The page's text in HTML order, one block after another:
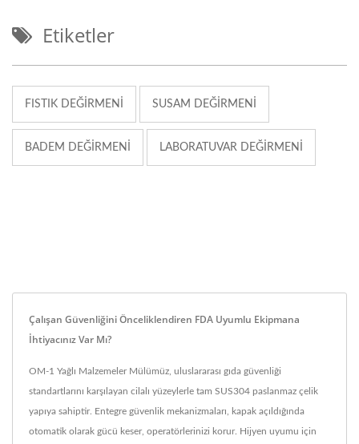
Etiketler
FISTIK DEĞIRMENI SUSAM DEĞIRMENI
BADEM DEĞIRMENI LABORATUVAR DEĞIRMENI
Çalışan Güvenliğini Önceliklendiren FDA Uyumlu Ekipmana
İhtiyacınız Var Mı?
OM-1 Yağlı Malzemeler Mülümüz, uluslararası gıda güvenliği
standartlarını karşılayan cilalı yüzeylerle tam SUS304 paslanmaz çelik
yapıya sahiptir. Entegre güvenlik mekanizmaları, kapak açıldığında
otomatik olarak gücü keser, operatörlerinizi korur. Hijyen uyumu için